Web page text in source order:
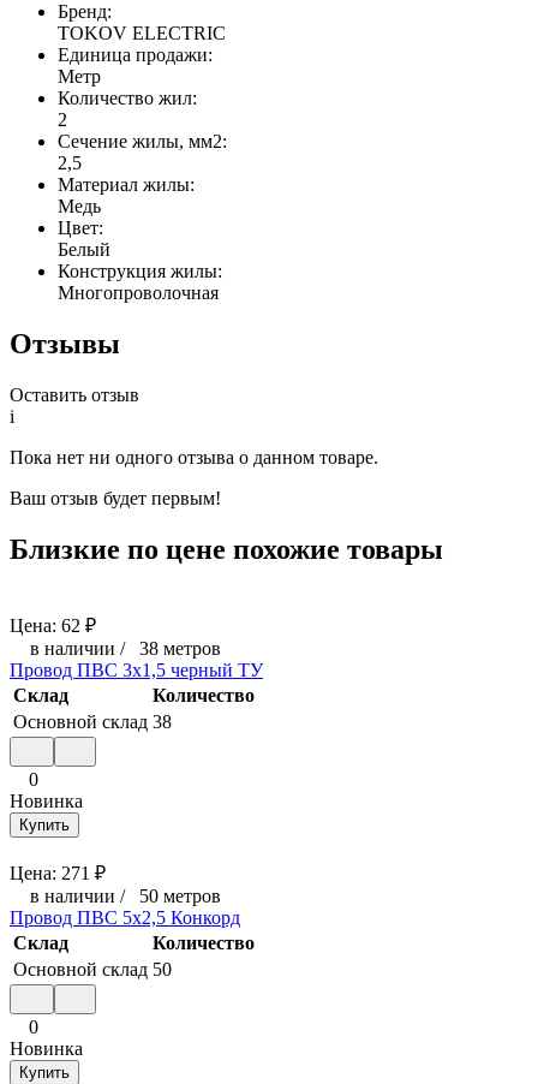
Бренд:
TOKOV ELECTRIC
Единица продажи:
Метр
Количество жил:
2
Сечение жилы, мм2:
2,5
Материал жилы:
Медь
Цвет:
Белый
Конструкция жилы:
Многопроволочная
Отзывы
Оставить отзыв
i
Пока нет ни одного отзыва о данном товаре.
Ваш отзыв будет первым!
Близкие по цене похожие товары
Цена: 62 ₽
в наличии / 38 метров
Провод ПВС 3х1,5 черный ТУ
Склад
Количество
Основной склад 38
0
Новинка
Купить
Цена: 271 ₽
в наличии / 50 метров
Провод ПВС 5х2,5 Конкорд
Склад
Количество
Основной склад 50
0
Новинка
Купить